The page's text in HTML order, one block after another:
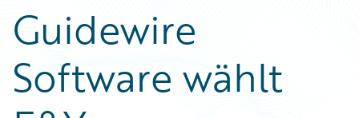
Guidewire
Software wählt